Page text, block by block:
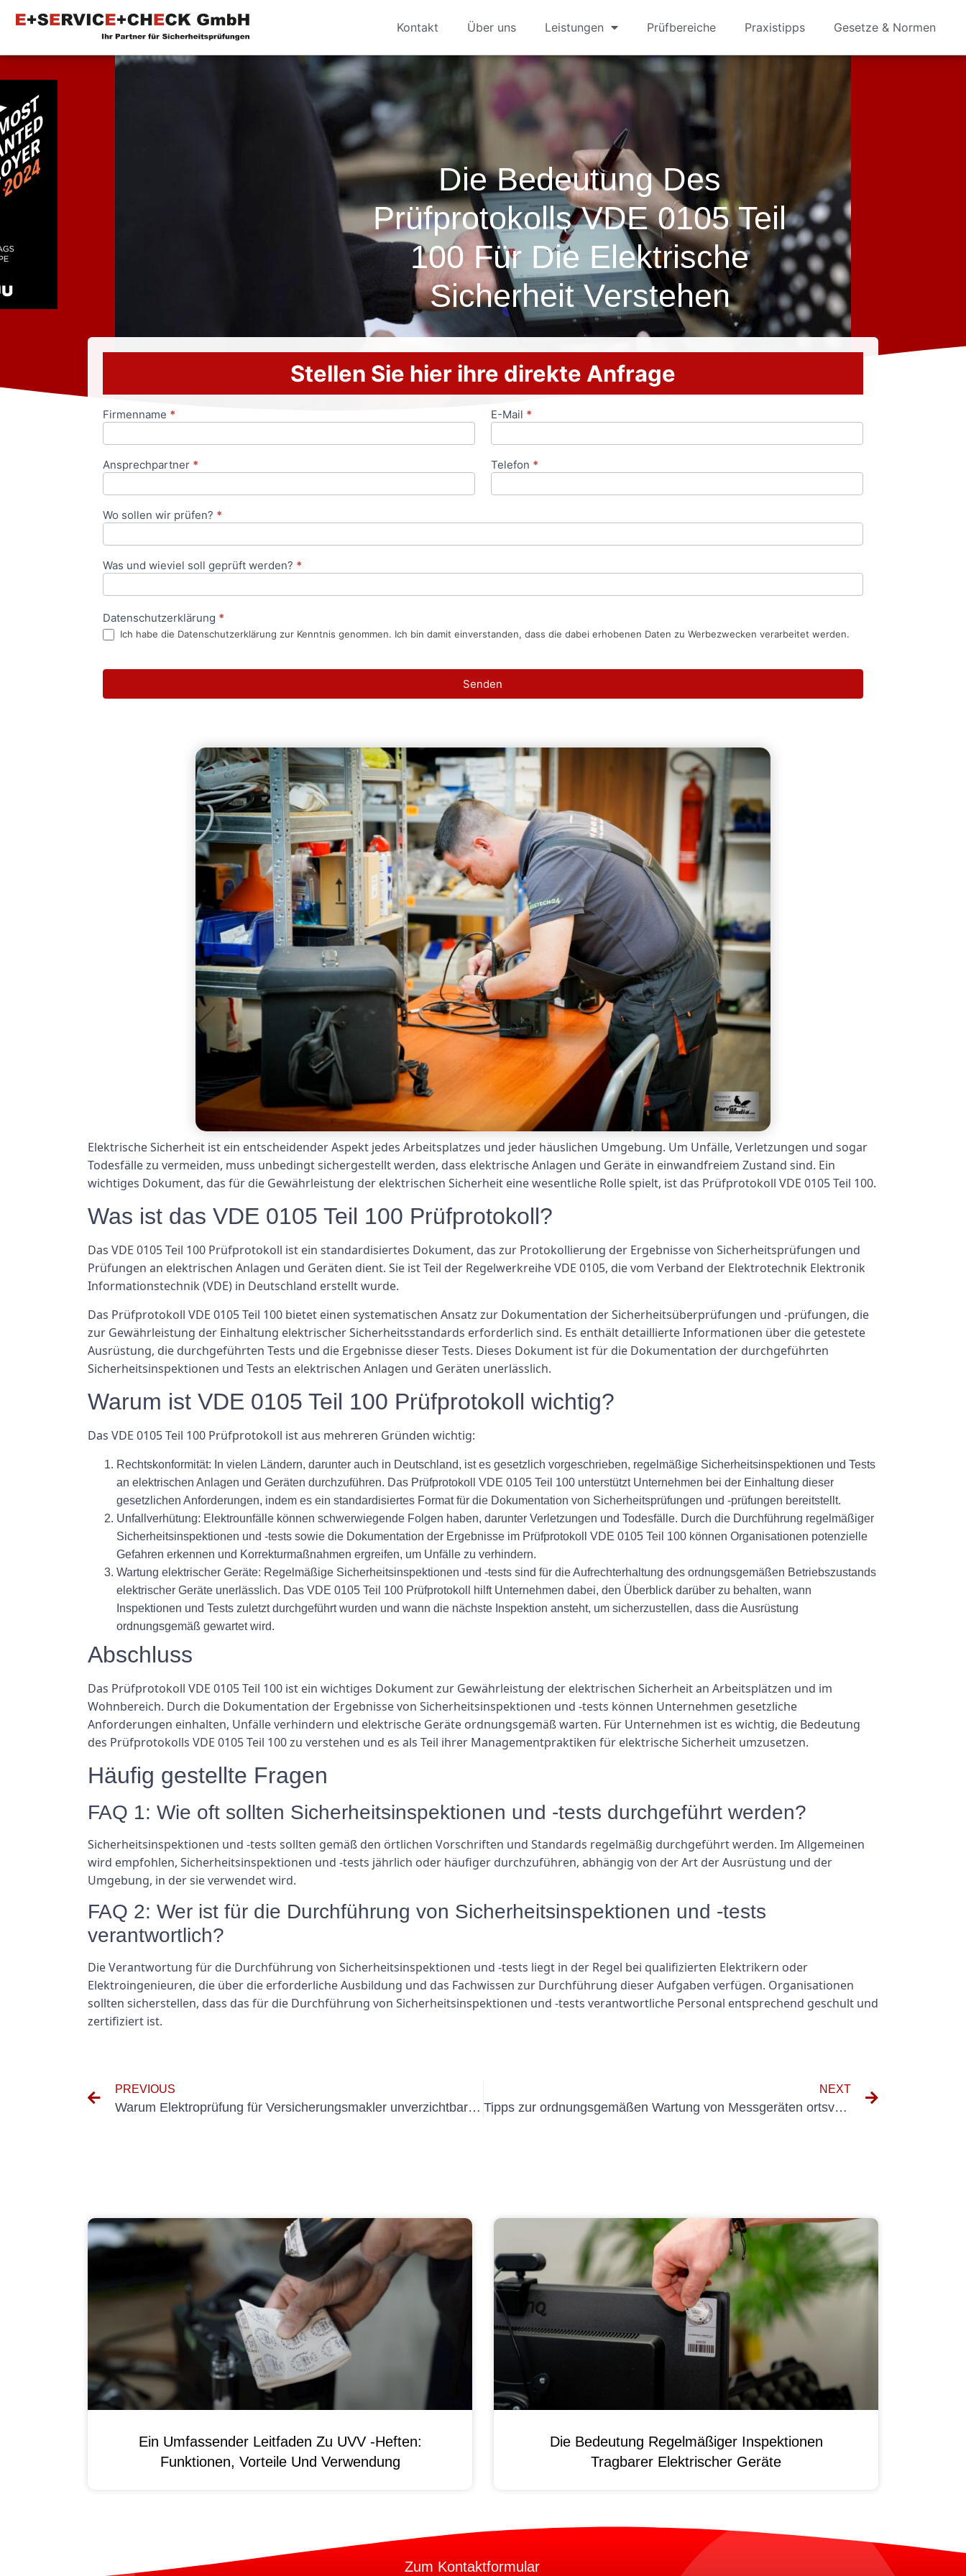
Kontakt Über uns Leistungen Prüfbereiche Praxistipps Gesetze & Normen
Die Bedeutung Des
Prüfprotokolls VDE 0105 Teil
100 Für Die Elektrische
Sicherheit Verstehen
Stellen Sie hier ihre direkte Anfrage
Anfrageformular
Firmenname * E-Mail *
Ansprechpartner * Telefon *
Wo sollen wir prüfen? *
Was und wieviel soll geprüft werden? *
Datenschutzerklärung *
Ich habe die Datenschutzerklärung zur Kenntnis genommen. Ich bin damit einverstanden, dass die dabei erhobenen Daten zu Werbezwecken verarbeitet werden.
Senden
Elektrische Sicherheit ist ein entscheidender Aspekt jedes Arbeitsplatzes und jeder häuslichen Umgebung. Um Unfälle, Verletzungen und sogar
Todesfälle zu vermeiden, muss unbedingt sichergestellt werden, dass elektrische Anlagen und Geräte in einwandfreiem Zustand sind. Ein
wichtiges Dokument, das für die Gewährleistung der elektrischen Sicherheit eine wesentliche Rolle spielt, ist das Prüfprotokoll VDE 0105 Teil 100.
Was ist das VDE 0105 Teil 100 Prüfprotokoll?
Das VDE 0105 Teil 100 Prüfprotokoll ist ein standardisiertes Dokument, das zur Protokollierung der Ergebnisse von Sicherheitsprüfungen und
Prüfungen an elektrischen Anlagen und Geräten dient. Sie ist Teil der Regelwerkreihe VDE 0105, die vom Verband der Elektrotechnik Elektronik
Informationstechnik (VDE) in Deutschland erstellt wurde.
Das Prüfprotokoll VDE 0105 Teil 100 bietet einen systematischen Ansatz zur Dokumentation der Sicherheitsüberprüfungen und -prüfungen, die
zur Gewährleistung der Einhaltung elektrischer Sicherheitsstandards erforderlich sind. Es enthält detaillierte Informationen über die getestete
Ausrüstung, die durchgeführten Tests und die Ergebnisse dieser Tests. Dieses Dokument ist für die Dokumentation der durchgeführten
Sicherheitsinspektionen und Tests an elektrischen Anlagen und Geräten unerlässlich.
Warum ist VDE 0105 Teil 100 Prüfprotokoll wichtig?
Das VDE 0105 Teil 100 Prüfprotokoll ist aus mehreren Gründen wichtig:
Rechtskonformität: In vielen Ländern, darunter auch in Deutschland, ist es gesetzlich vorgeschrieben, regelmäßige Sicherheitsinspektionen und Tests
an elektrischen Anlagen und Geräten durchzuführen. Das Prüfprotokoll VDE 0105 Teil 100 unterstützt Unternehmen bei der Einhaltung dieser
gesetzlichen Anforderungen, indem es ein standardisiertes Format für die Dokumentation von Sicherheitsprüfungen und -prüfungen bereitstellt.
Unfallverhütung: Elektrounfälle können schwerwiegende Folgen haben, darunter Verletzungen und Todesfälle. Durch die Durchführung regelmäßiger
Sicherheitsinspektionen und -tests sowie die Dokumentation der Ergebnisse im Prüfprotokoll VDE 0105 Teil 100 können Organisationen potenzielle
Gefahren erkennen und Korrekturmaßnahmen ergreifen, um Unfälle zu verhindern.
Wartung elektrischer Geräte: Regelmäßige Sicherheitsinspektionen und -tests sind für die Aufrechterhaltung des ordnungsgemäßen Betriebszustands
elektrischer Geräte unerlässlich. Das VDE 0105 Teil 100 Prüfprotokoll hilft Unternehmen dabei, den Überblick darüber zu behalten, wann
Inspektionen und Tests zuletzt durchgeführt wurden und wann die nächste Inspektion ansteht, um sicherzustellen, dass die Ausrüstung
ordnungsgemäß gewartet wird.
Abschluss
Das Prüfprotokoll VDE 0105 Teil 100 ist ein wichtiges Dokument zur Gewährleistung der elektrischen Sicherheit an Arbeitsplätzen und im
Wohnbereich. Durch die Dokumentation der Ergebnisse von Sicherheitsinspektionen und -tests können Unternehmen gesetzliche
Anforderungen einhalten, Unfälle verhindern und elektrische Geräte ordnungsgemäß warten. Für Unternehmen ist es wichtig, die Bedeutung
des Prüfprotokolls VDE 0105 Teil 100 zu verstehen und es als Teil ihrer Managementpraktiken für elektrische Sicherheit umzusetzen.
Häufig gestellte Fragen
FAQ 1: Wie oft sollten Sicherheitsinspektionen und -tests durchgeführt werden?
Sicherheitsinspektionen und -tests sollten gemäß den örtlichen Vorschriften und Standards regelmäßig durchgeführt werden. Im Allgemeinen
wird empfohlen, Sicherheitsinspektionen und -tests jährlich oder häufiger durchzuführen, abhängig von der Art der Ausrüstung und der
Umgebung, in der sie verwendet wird.
FAQ 2: Wer ist für die Durchführung von Sicherheitsinspektionen und -tests
verantwortlich?
Die Verantwortung für die Durchführung von Sicherheitsinspektionen und -tests liegt in der Regel bei qualifizierten Elektrikern oder
Elektroingenieuren, die über die erforderliche Ausbildung und das Fachwissen zur Durchführung dieser Aufgaben verfügen. Organisationen
sollten sicherstellen, dass das für die Durchführung von Sicherheitsinspektionen und -tests verantwortliche Personal entsprechend geschult und
zertifiziert ist.
PREVIOUS
Warum Elektroprüfung für Versicherungsmakler unverzichtbar ist
NEXT
Tipps zur ordnungsgemäßen Wartung von Messgeräten ortsveränderlicher Geräte
Ein Umfassender Leitfaden Zu UVV -Heften:
Funktionen, Vorteile Und Verwendung
Die Bedeutung Regelmäßiger Inspektionen
Tragbarer Elektrischer Geräte
Zum Kontaktformular